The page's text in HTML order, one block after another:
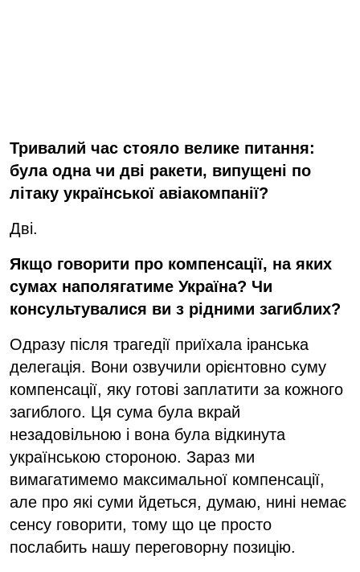
Тривалий час стояло велике питання:
була одна чи дві ракети, випущені по
літаку української авіакомпанії?
Дві.
Якщо говорити про компенсації, на яких
сумах наполягатиме Україна? Чи
консультувалися ви з рідними загиблих?
Одразу після трагедії приїхала іранська
делегація. Вони озвучили орієнтовно суму
компенсації, яку готові заплатити за кожного
загиблого. Ця сума була вкрай
незадовільною і вона була відкинута
українською стороною. Зараз ми
вимагатимемо максимальної компенсації,
але про які суми йдеться, думаю, нині немає
сенсу говорити, тому що це просто
послабить нашу переговорну позицію.